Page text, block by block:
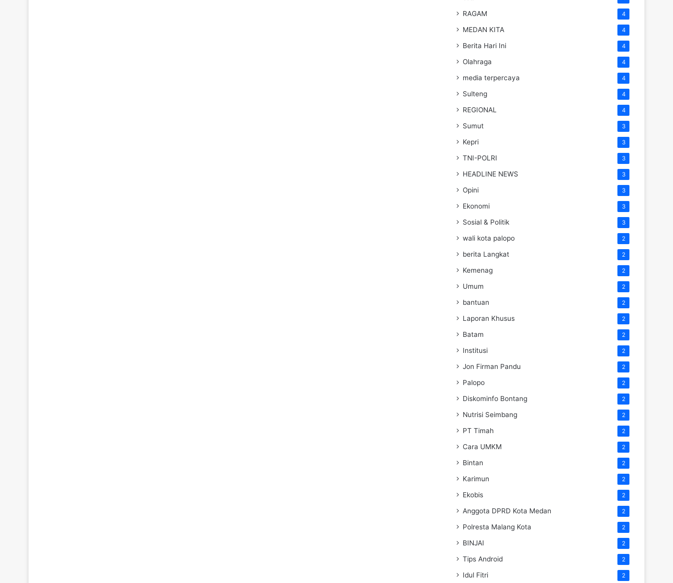
RAGAM 4
MEDAN KITA 4
Berita Hari Ini 4
Olahraga 4
media terpercaya 4
Sulteng 4
REGIONAL 4
Sumut 3
Kepri 3
TNI-POLRI 3
HEADLINE NEWS 3
Opini 3
Ekonomi 3
Sosial & Politik 3
wali kota palopo 2
berita Langkat 2
Kemenag 2
Umum 2
bantuan 2
Laporan Khusus 2
Batam 2
Institusi 2
Jon Firman Pandu 2
Palopo 2
Diskominfo Bontang 2
Nutrisi Seimbang 2
PT Timah 2
Cara UMKM 2
Bintan 2
Karimun 2
Ekobis 2
Anggota DPRD Kota Medan 2
Polresta Malang Kota 2
BINJAI 2
Tips Android 2
Idul Fitri 2